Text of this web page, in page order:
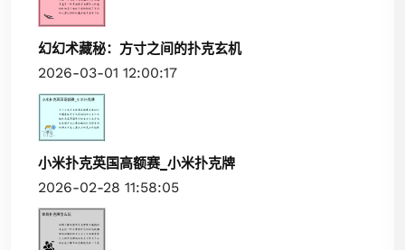
幻幻术藏秘：方寸之间的扑克玄机
2026-03-01 12:00:17
小米扑克英国高额赛_小米扑克牌
2026-02-28 11:58:05